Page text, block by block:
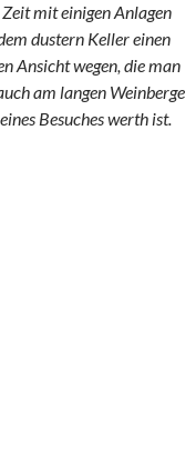
mit einigen Anlagen
dustern Keller einen
Ansicht wegen, die man
am langen Weinberge
Besuches werth ist.